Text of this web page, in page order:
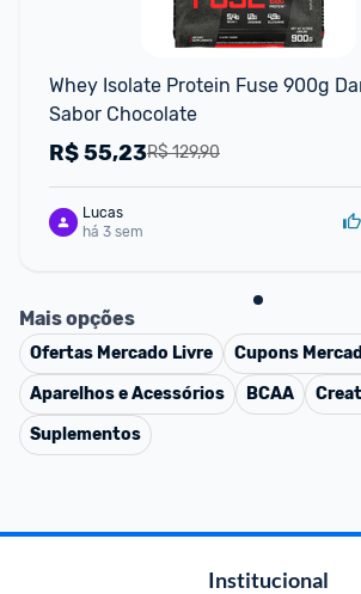
Whey Isolate Protein Fuse 900g
Sabor Chocolate
R$ 129,90
R$55,23
Lucas
há 3 sem
Mais opções
Ofertas Mercado Livre Cupons
Aparelhos e Acessórios
BCAA
Suplementos
Institucional